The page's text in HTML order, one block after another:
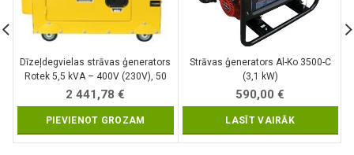
Dīzeļdegvielas strāvas ģenerators
Rotek 5,5 kVA – 400V (230V), 50
Hz
2 441,78€
PIEVIENOT GROZAM
Strāvas ģenerators Al-Ko 3500-C
(3,1 kW)
590,00€
LASĪT VAIRĀK